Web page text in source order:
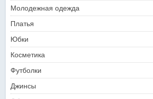
Молодежная одежда
Платья
Юбки
Косметика
Футболки
Джинсы